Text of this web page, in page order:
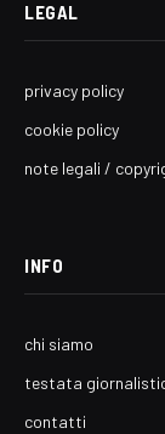
LEGAL
privacy policy
cookie policy
note legali /
INFO
chi siamo
testata
contatti